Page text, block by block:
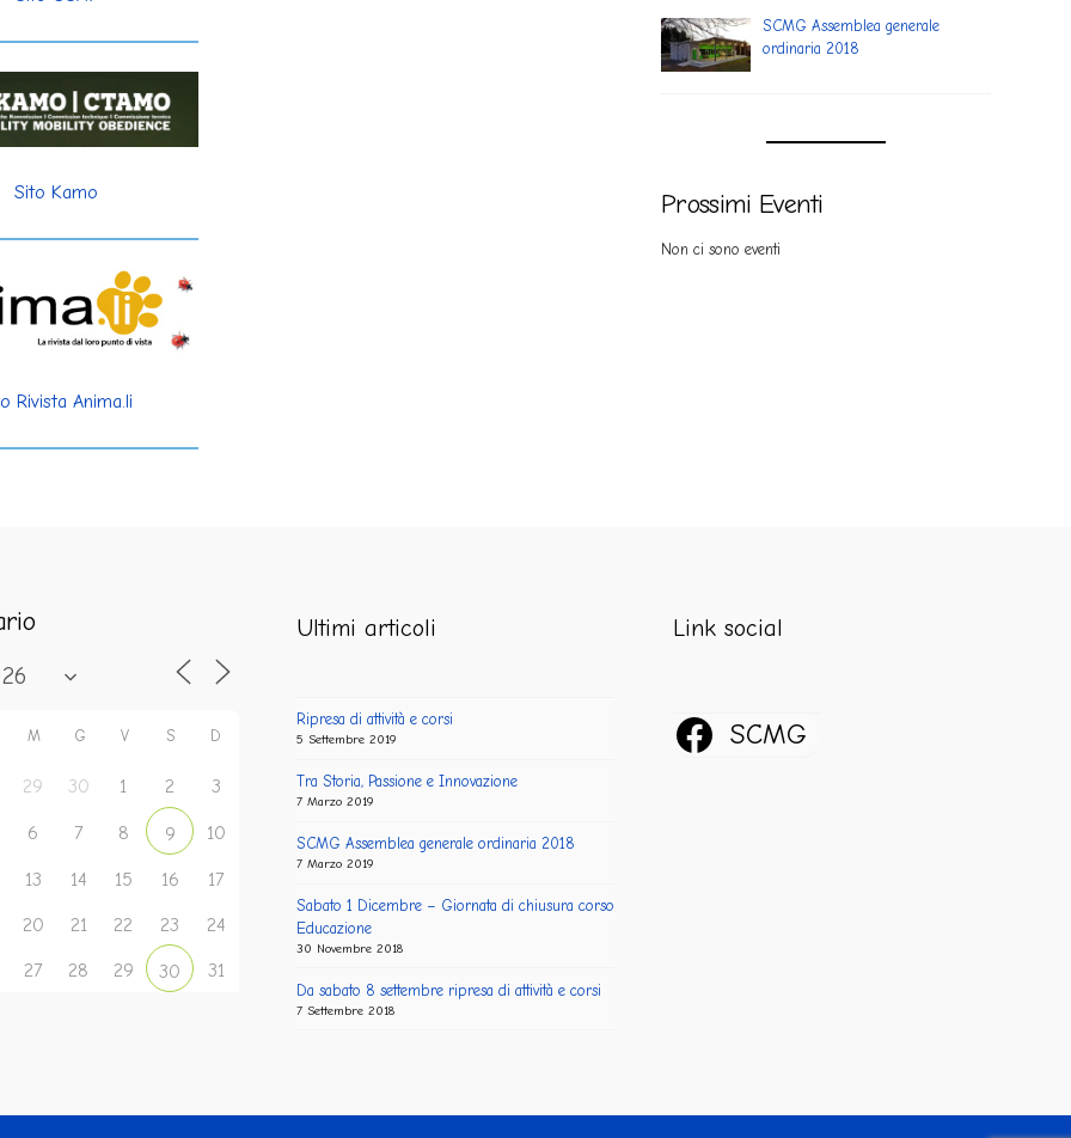
Sito Kamo
Rivista Anima.li
SCMG Assemblea generale
ordinaria 2018
Prossimi Eventi
Non ci sono eventi
M G V S D
29 30 1 2 3
6 7 8 9 10
13 14 15 16 17
20 21 22 23 24
27 28 29 30 31
Ultimi articoli
Ripresa di attività e corsi
5 Settembre 2019
Tra Storia, Passione e Innovazione
7 Marzo 2019
SCMG Assemblea generale ordinaria 2018
7 Marzo 2019
Sabato 1 Dicembre – Giornata di chiusura corso
Educazione
30 Novembre 2018
Da sabato 8 settembre ripresa di attività e corsi
7 Settembre 2018
Link social
SCMG